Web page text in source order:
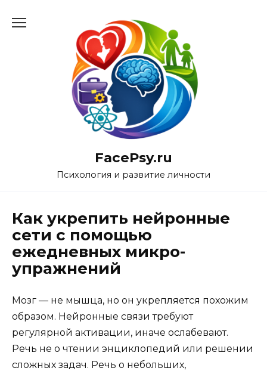
FacePsy.ru
Психология и развитие личности
Как укрепить нейронные
сети с помощью
ежедневных микро-
упражнений
Мозг — не мышца, но он укрепляется похожим
образом. Нейронные связи требуют
регулярной активации, иначе ослабевают.
Речь не о чтении энциклопедий или решении
сложных задач. Речь о небольших,